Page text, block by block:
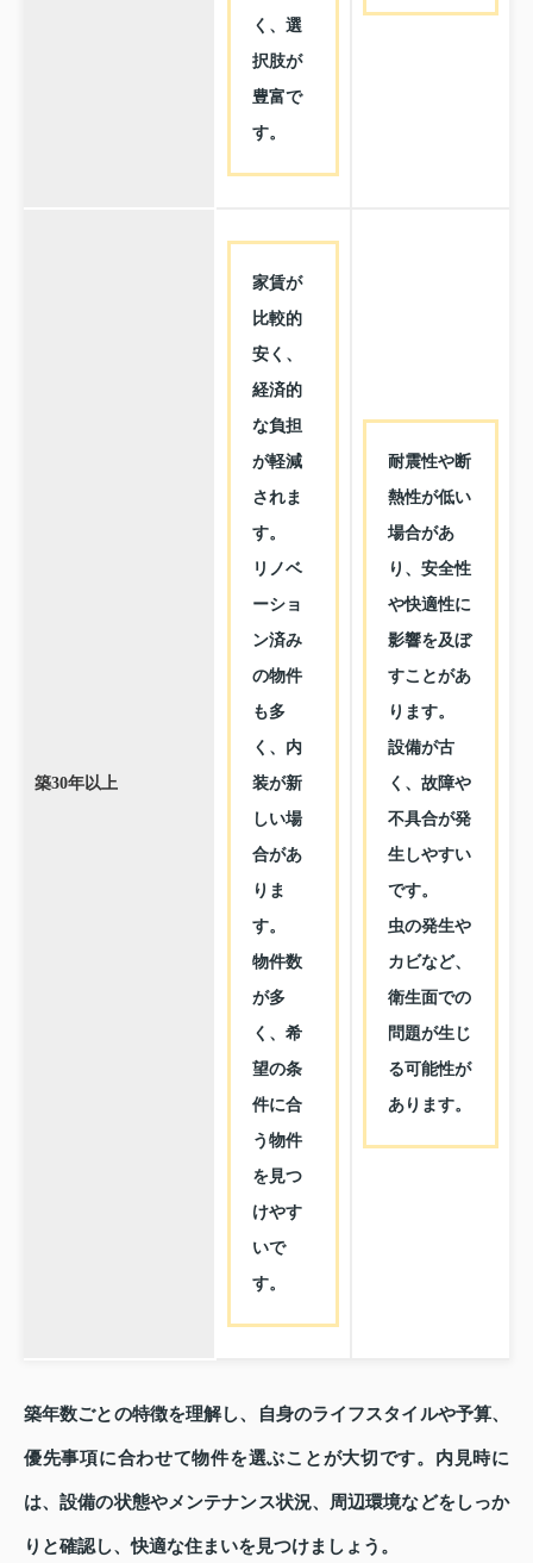
く、選
択肢が
豊富で
す。
築30年以上
家賃が
比較的
安く、
経済的
な負担
が軽減
されま
す。
リノベ
ーショ
ン済み
の物件
も多
く、内
装が新
しい場
合があ
りま
す。
物件数
が多
く、希
望の条
件に合
う物件
を見つ
けやす
いで
す。
耐震性や断
熱性が低い
場合があ
り、安全性
や快適性に
影響を及ぼ
すことがあ
ります。
設備が古
く、故障や
不具合が発
生しやすい
です。
虫の発生や
カビなど、
衛生面での
問題が生じ
る可能性が
あります。
築年数ごとの特徴を理解し、自身のライフスタイルや予算、
優先事項に合わせて物件を選ぶことが大切です。内見時に
は、設備の状態やメンテナンス状況、周辺環境などをしっか
りと確認し、快適な住まいを見つけましょう。